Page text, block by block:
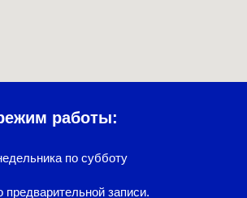
работы:
по субботу
записи.